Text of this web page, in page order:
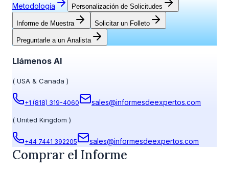
Metodología Personalización de Solicitudes
Informe de Muestra Solicitar un Folleto
Preguntarle a un Analista
Llámenos Al
( USA & Canada )
+1 (818) 319-4060 sales@informesdeexpertos.com
( United Kingdom )
+44 7441 392205 sales@informesdeexpertos.com
Comprar el Informe